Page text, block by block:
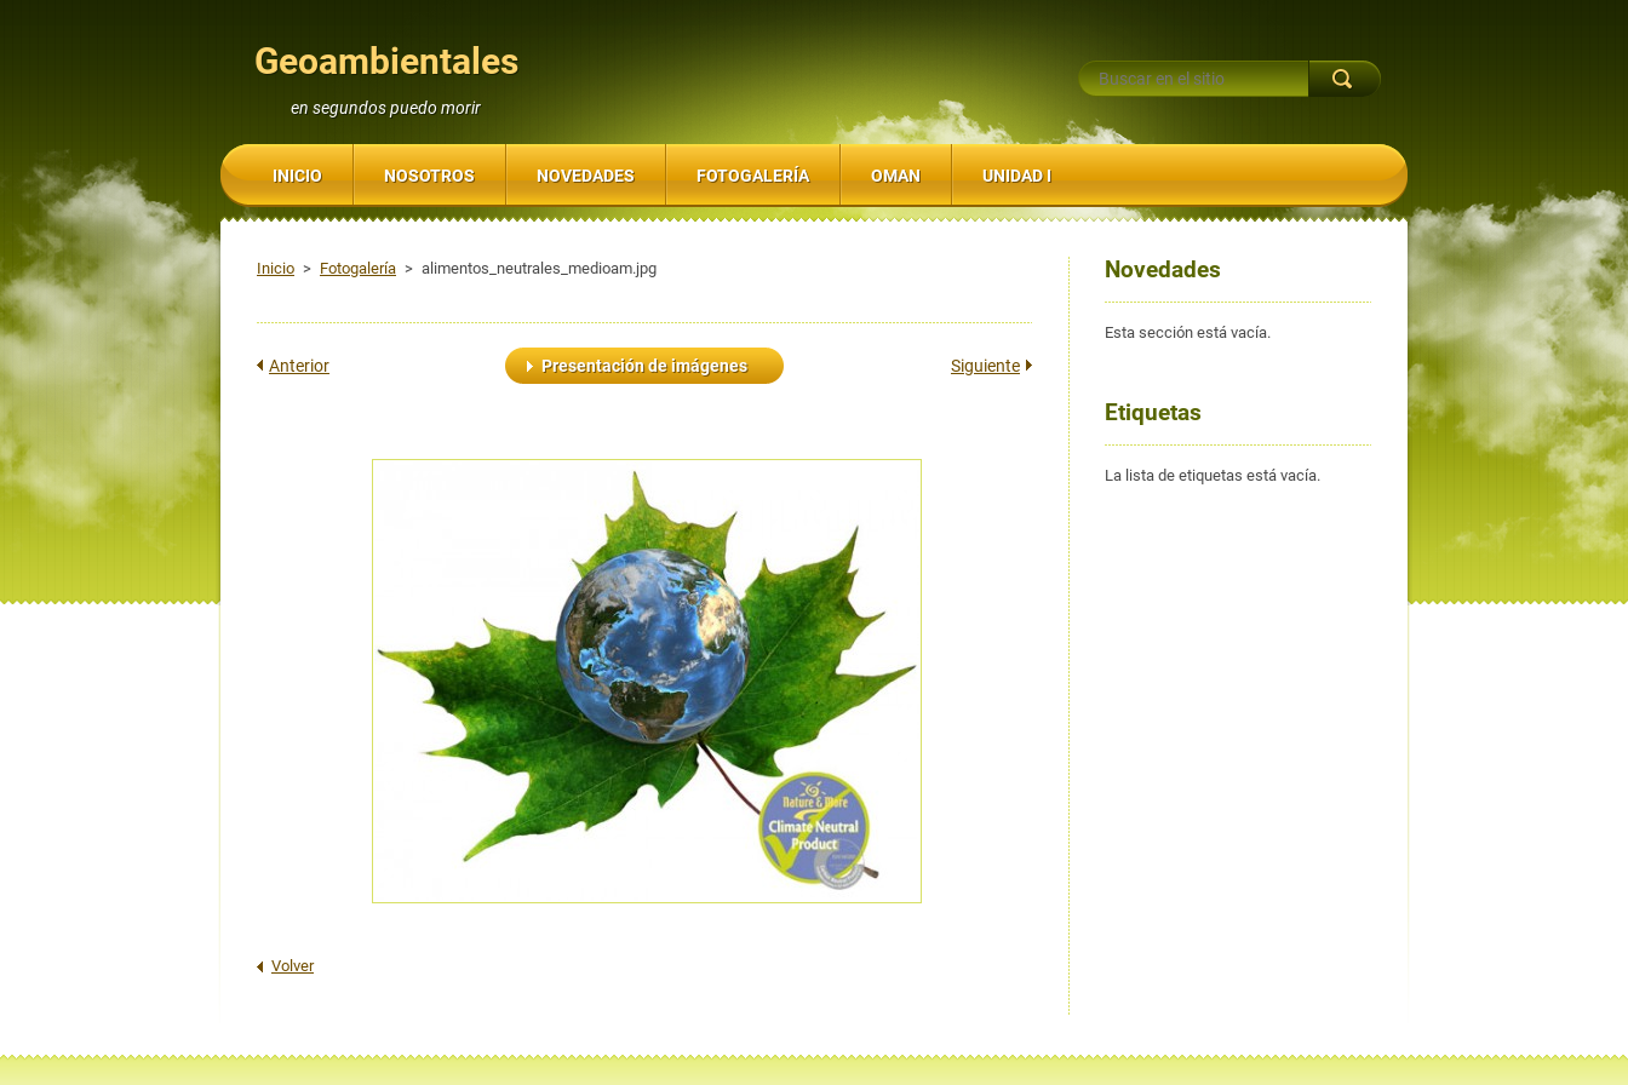
Geoambientales
en segundos puedo morir
Inicio > Fotogalería > alimentos_neutrales_medioam.jpg
Anterior Presentación de imágenes Siguiente
Volver
Novedades
Esta sección está vacía.
Etiquetas
La lista de etiquetas está vacía.
INICIO NOSOTROS NOVEDADES FOTOGALERÍA OMAN UNIDAD I